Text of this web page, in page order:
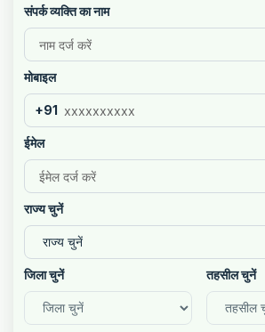
संपर्क व्यक्ति का नाम
मोबाइल
+91
ईमेल
राज्य चुनें
जिला चुनें तहसील चुनें